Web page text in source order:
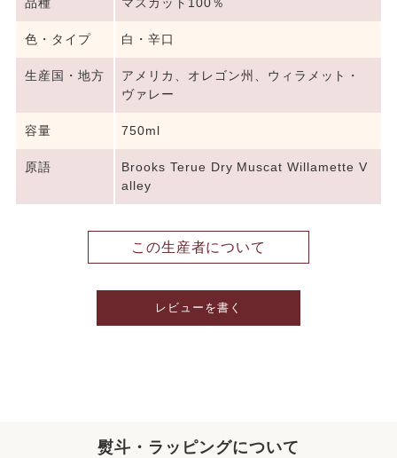
品種 マスカット100％
色・タイプ 白・辛口
生産国・地方
アメリカ、オレゴン州、ウィラメット・
ヴァレー
容量 750ml
原語
Brooks Terue Dry Muscat Willamette V
alley
この生産者について
レビューを書く
熨斗・ラッピングについて